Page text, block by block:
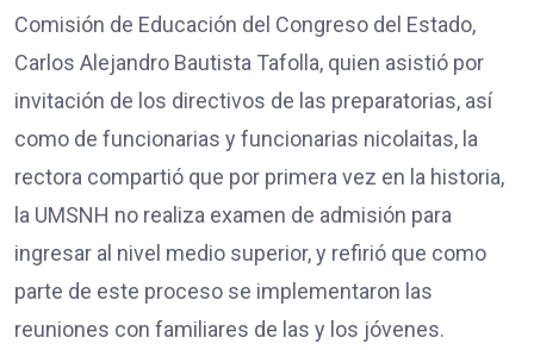
Comisión de Educación del Congreso del Estado,
Carlos Alejandro Bautista Tafolla, quien asistió por
invitación de los directivos de las preparatorias, así
como de funcionarias y funcionarias nicolaitas, la
rectora compartió que por primera vez en la historia,
la UMSNH no realiza examen de admisión para
ingresar al nivel medio superior, y refirió que como
parte de este proceso se implementaron las
reuniones con familiares de las y los jóvenes.